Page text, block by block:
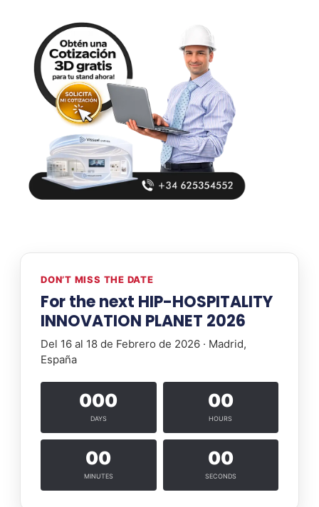
DON’T MISS THE DATE
For the next HIP-HOSPITALITY
INNOVATION PLANET 2026
Del 16 al 18 de Febrero de 2026 · Madrid,
España
000
DAYS
00
HOURS
00
MINUTES
00
SECONDS